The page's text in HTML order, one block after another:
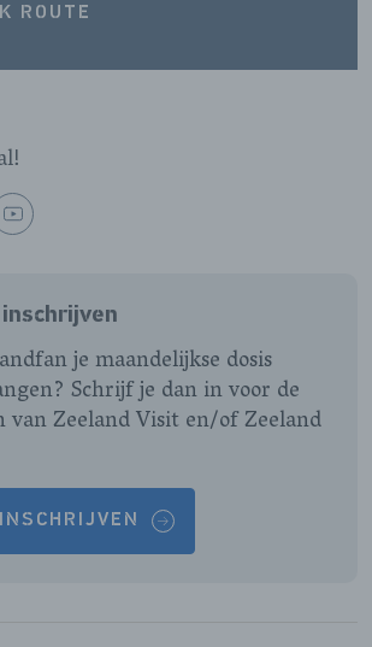
ROUTE
BEKIJK
PAGINA
je maandelijkse dosis
Schrijf je dan in voor de
van Zeeland Visit en/of Zeeland